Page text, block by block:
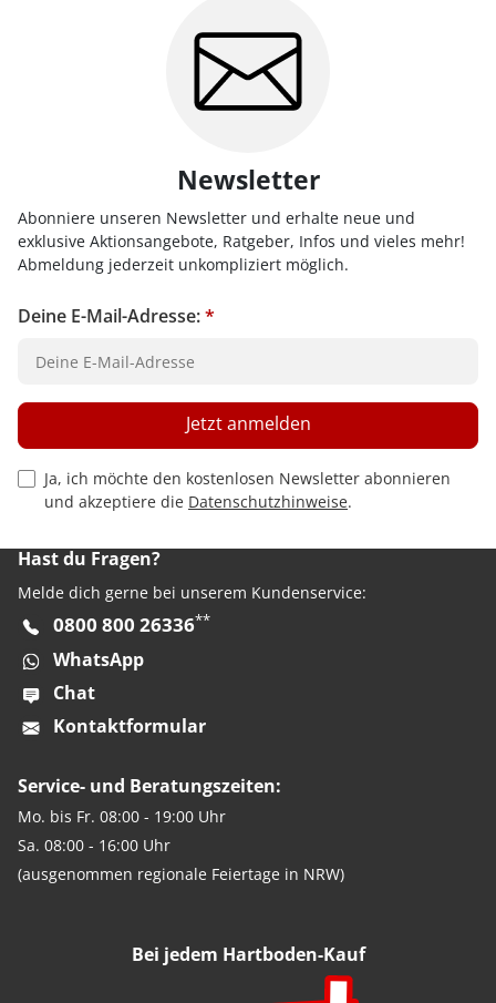
Newsletter
Abonniere unseren Newsletter und erhalte neue und
exklusive Aktionsangebote, Ratgeber, Infos und vieles mehr!
Abmeldung jederzeit unkompliziert möglich.
Deine E-Mail-Adresse:*
Privacy Policy Checkbox
Ja, ich möchte den kostenlosen Newsletter abonnieren
und akzeptiere die Datenschutzhinweise.
Jetzt anmelden
Hast du Fragen?
Melde dich gerne bei unserem Kundenservice:
0800 800 26336**
WhatsApp
Chat
Kontaktformular
Service- und Beratungszeiten:
Mo. bis Fr. 08:00 - 19:00 Uhr
Sa. 08:00 - 16:00 Uhr
(ausgenommen regionale Feiertage in NRW)
Bei jedem Hartboden-Kauf